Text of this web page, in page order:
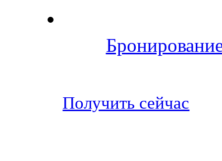
Получить сейчас